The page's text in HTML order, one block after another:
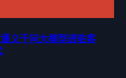
义千问大模型进驻客